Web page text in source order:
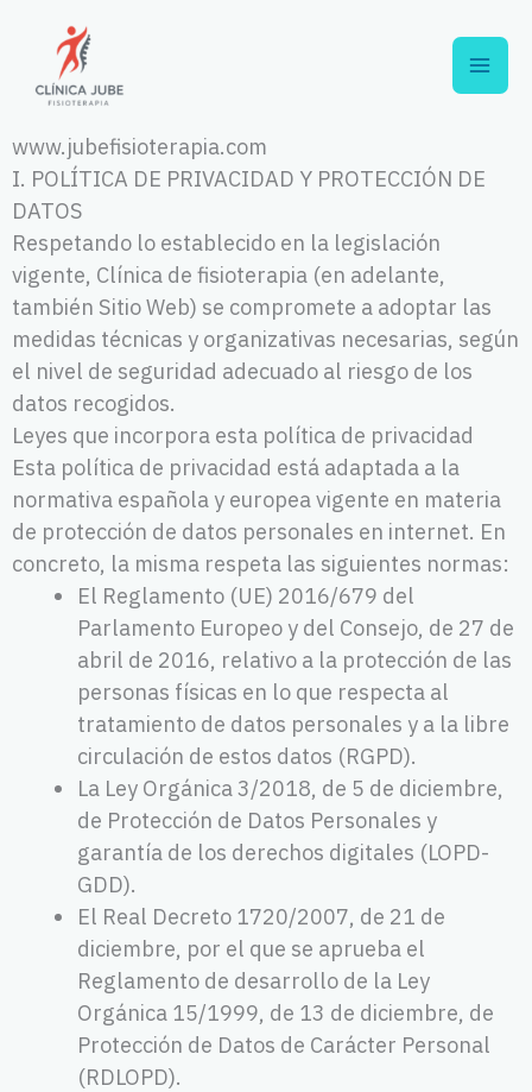
contenido
www.jubefisioterapia.com
I. POLÍTICA DE PRIVACIDAD Y PROTECCIÓN DE
DATOS
Respetando lo establecido en la legislación
vigente, Clínica de fisioterapia (en adelante,
también Sitio Web) se compromete a adoptar las
medidas técnicas y organizativas necesarias, según
el nivel de seguridad adecuado al riesgo de los
datos recogidos.
Leyes que incorpora esta política de privacidad
Esta política de privacidad está adaptada a la
normativa española y europea vigente en materia
de protección de datos personales en internet. En
concreto, la misma respeta las siguientes normas:
El Reglamento (UE) 2016/679 del
Parlamento Europeo y del Consejo, de 27 de
abril de 2016, relativo a la protección de las
personas físicas en lo que respecta al
tratamiento de datos personales y a la libre
circulación de estos datos (RGPD).
La Ley Orgánica 3/2018, de 5 de diciembre,
de Protección de Datos Personales y
garantía de los derechos digitales (LOPD-
GDD).
El Real Decreto 1720/2007, de 21 de
diciembre, por el que se aprueba el
Reglamento de desarrollo de la Ley
Orgánica 15/1999, de 13 de diciembre, de
Protección de Datos de Carácter Personal
(RDLOPD).